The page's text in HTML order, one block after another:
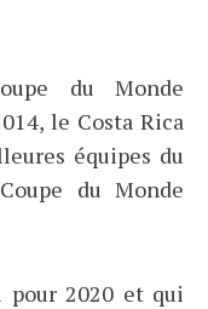
du Monde
le Costa Rica
équipes du
du Monde
2020 et qui